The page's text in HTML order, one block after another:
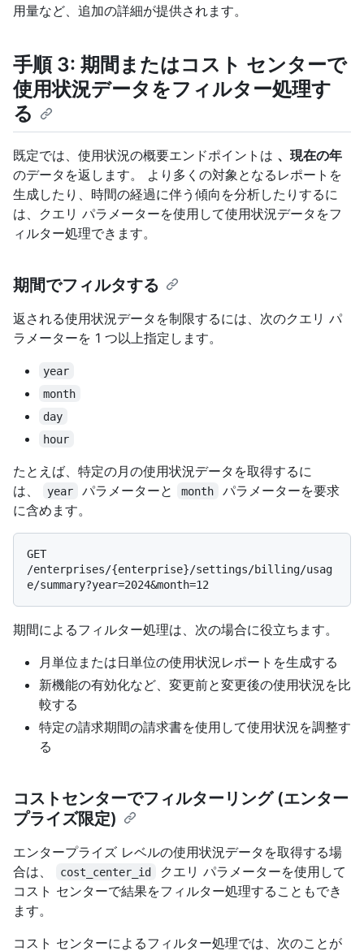
用量など、追加の詳細が提供されます。
手順 3: 期間またはコスト センターで
使用状況データをフィルター処理す
る
既定では、使用状況の概要エンドポイントは 、現在の年
のデータを返します。 より多くの対象となるレポートを
生成したり、時間の経過に伴う傾向を分析したりするに
は、クエリ パラメーターを使用して使用状況データをフ
ィルター処理できます。
期間でフィルタする
返される使用状況データを制限するには、次のクエリ パ
ラメーターを 1 つ以上指定します。
year
month
day
hour
たとえば、特定の月の使用状況データを取得するに
は、
year パラメーターと month
パラメーターを要求
に含めます。
GET
/enterprises/{enterprise}/settings/billing/usag
期間によるフィルター処理は、次の場合に役立ちます。
月単位または日単位の使用状況レポートを生成する
新機能の有効化など、変更前と変更後の使用状況を比
較する
特定の請求期間の請求書を使用して使用状況を調整す
る
コストセンターでフィルターリング (エンター
プライズ限定)
エンタープライズ レベルの使用状況データを取得する場
合は、
cost_center_id
クエリ パラメーターを使用して
コスト センターで結果をフィルター処理することもでき
ます。
コスト センターによるフィルター処理では、次のことが